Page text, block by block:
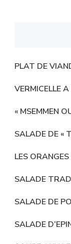
PLAT DE
VERMICELLE
« MSEMMEN
SALADE DE «
LES
SALADE
SALADE DE
SALADE